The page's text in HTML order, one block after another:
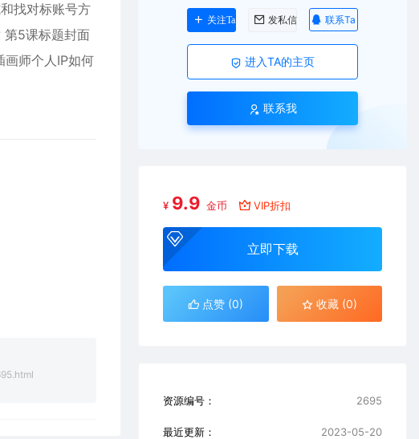
找对标账号方
第5课标题封面
师个人IP如何
关注Ta 发私信 联系Ta
进入TA的主页
联系我
¥ 9.9 金币 VIP折扣
立即下载
点赞 (0) 收藏 (0)
资源编号： 2695
最近更新： 2023-05-20